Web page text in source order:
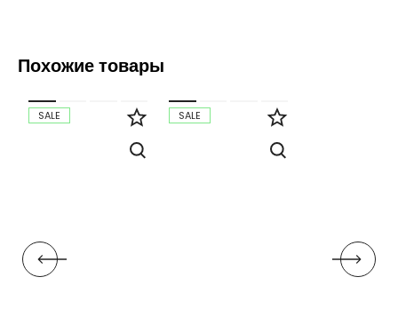
Похожие товары
SALE SALE